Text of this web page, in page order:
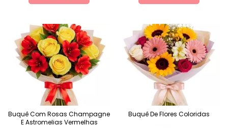
Buquê Com Rosas Champagne
E Astromelias Vermelhas
Buquê De Flores Coloridas